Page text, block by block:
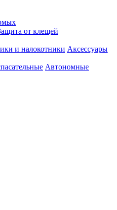
от клещей
и налокотники Аксессуары
Автономные